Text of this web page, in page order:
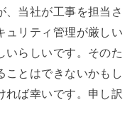
当社が工事を担当さ
ュリティ管理が厳しい
いらしいです。そのた
とはできないかもし
ば幸いです。申し訳